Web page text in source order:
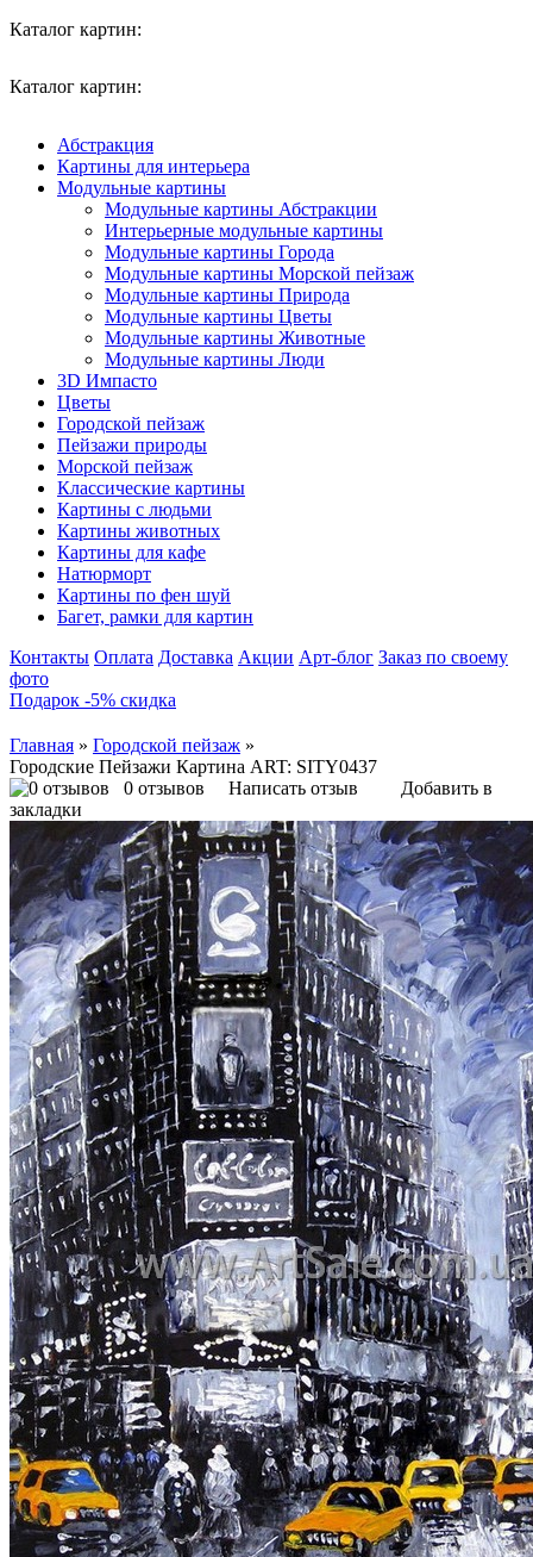
Каталог картин:
Каталог картин:
Абстракция
Картины для интерьера
Модульные картины
Модульные картины Абстракции
Интерьерные модульные картины
Модульные картины Города
Модульные картины Морской пейзаж
Модульные картины Природа
Модульные картины Цветы
Модульные картины Животные
Модульные картины Люди
3D Импасто
Цветы
Городской пейзаж
Пейзажи природы
Морской пейзаж
Классические картины
Картины с людьми
Картины животных
Картины для кафе
Натюрморт
Картины по фен шуй
Багет, рамки для картин
Контакты Оплата Доставка Акции Арт-блог Заказ по своему
фото
Подарок -5% скидка
Главная » Городской пейзаж »
Городские Пейзажи Картина ART: SITY0437
0 отзывов
Написать отзыв
Добавить в
закладки